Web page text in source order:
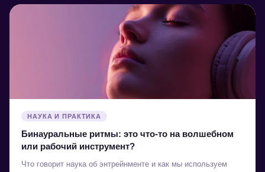
НАУКА И ПРАКТИКА
Бинауральные ритмы: это что-то на волшебном
или рабочий инструмент?
Что говорит наука об энтрейнменте и как мы используем
юридическая информация